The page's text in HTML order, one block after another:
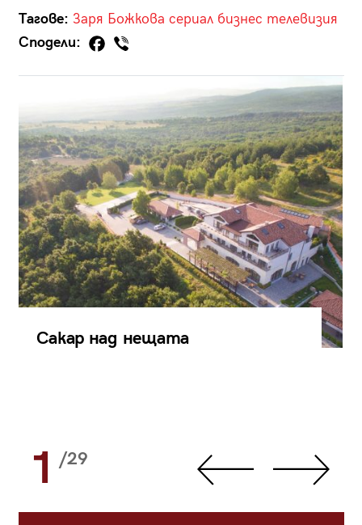
Тагове: Заря Божкова сериал бизнес телевизия
Сподели:
Сакар над нещата
1 /29